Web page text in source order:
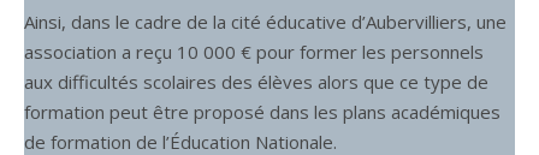
Ainsi, dans le cadre de la cité éducative d’Aubervilliers, une
association a reçu 10 000 € pour former les personnels
aux difficultés scolaires des élèves alors que ce type de
formation peut être proposé dans les plans académiques
de formation de l’Éducation Nationale.